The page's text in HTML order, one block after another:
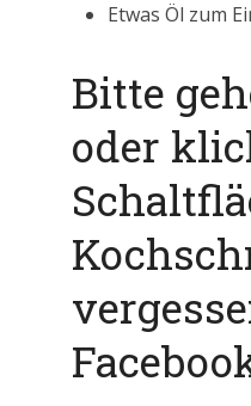
Etwas Öl zum
Bitte
oder